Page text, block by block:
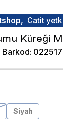
Catit
Küreği
Barkod:
Siyah